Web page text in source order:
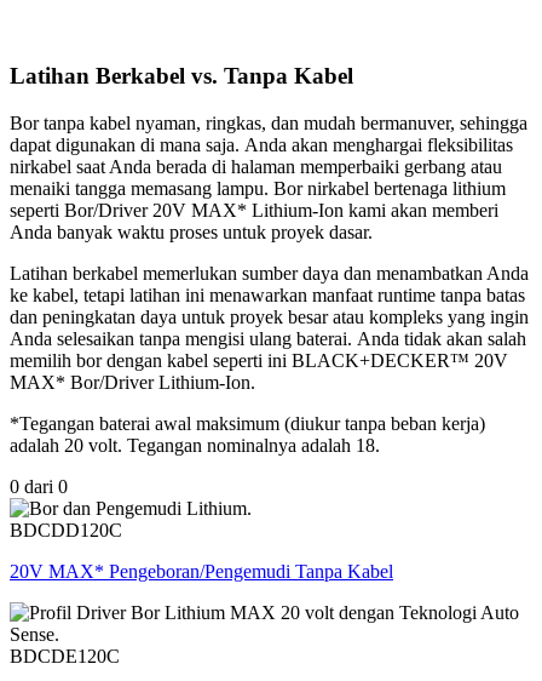
Latihan Berkabel vs. Tanpa Kabel
Bor tanpa kabel nyaman, ringkas, dan mudah bermanuver, sehingga
dapat digunakan di mana saja. Anda akan menghargai fleksibilitas
nirkabel saat Anda berada di halaman memperbaiki gerbang atau
menaiki tangga memasang lampu. Bor nirkabel bertenaga lithium
seperti Bor/Driver 20V MAX* Lithium-Ion kami akan memberi
Anda banyak waktu proses untuk proyek dasar.
Latihan berkabel memerlukan sumber daya dan menambatkan Anda
ke kabel, tetapi latihan ini menawarkan manfaat runtime tanpa batas
dan peningkatan daya untuk proyek besar atau kompleks yang ingin
Anda selesaikan tanpa mengisi ulang baterai. Anda tidak akan salah
memilih bor dengan kabel seperti ini BLACK+DECKER™ 20V
MAX* Bor/Driver Lithium-Ion.
*Tegangan baterai awal maksimum (diukur tanpa beban kerja)
adalah 20 volt. Tegangan nominalnya adalah 18.
0 dari 0
BDCDD120C
20V MAX* Pengeboran/Pengemudi Tanpa Kabel
BDCDE120C